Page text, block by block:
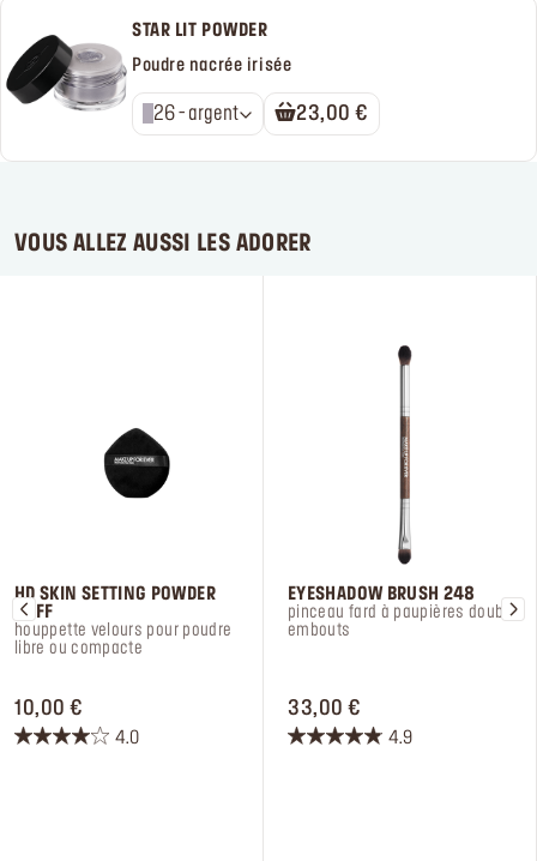
STAR LIT POWDER
Poudre nacrée irisée
26 - argent 23,00 €
VOUS ALLEZ AUSSI LES ADORER
HD SKIN SETTING POWDER
PUFF
houppette velours pour poudre
libre ou compacte
10,00 €
4.0
4.0
EYESHADOW BRUSH 248
pinceau fard à paupières double
embouts
33,00 €
4.9
4.9